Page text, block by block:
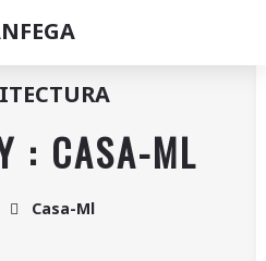
: CASA-ML
Casa-Ml